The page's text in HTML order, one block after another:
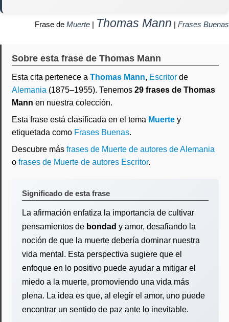
Frase de Muerte | Thomas Mann | Frases Buenas
Sobre esta frase de Thomas Mann
Esta cita pertenece a Thomas Mann, Escritor de
Alemania (1875–1955). Tenemos 29 frases de Thomas
Mann en nuestra colección.
Esta frase está clasificada en el tema Muerte y
etiquetada como Frases Buenas.
Descubre más frases de Muerte de autores de Alemania
o frases de Muerte de autores Escritor.
Significado de esta frase
La afirmación enfatiza la importancia de cultivar
pensamientos de bondad y amor, desafiando la
noción de que la muerte debería dominar nuestra
vida mental. Esta perspectiva sugiere que el
enfoque en lo positivo puede ayudar a mitigar el
miedo a la muerte, promoviendo una vida más
plena. La idea es que, al elegir el amor, uno puede
encontrar un sentido de paz ante lo inevitable.